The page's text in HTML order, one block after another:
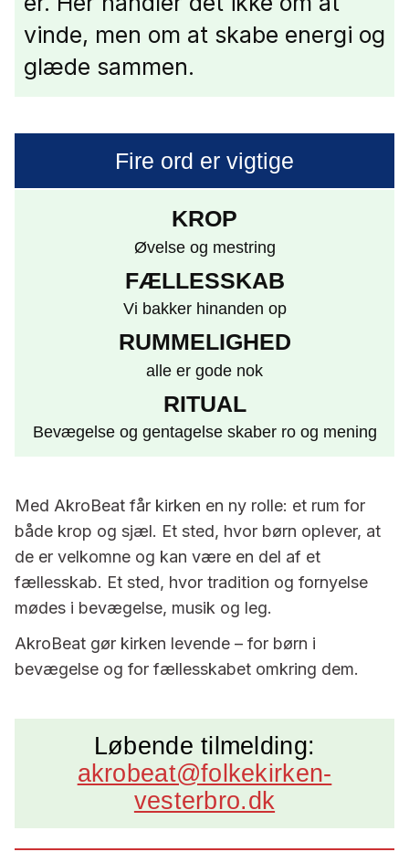
vinde, men om at skabe energi og
glæde sammen.
Fire ord er vigtige
KROP
Øvelse og mestring
FÆLLESSKAB
Vi bakker hinanden op
RUMMELIGHED
alle er gode nok
RITUAL
Bevægelse og gentagelse skaber ro og mening
Med AkroBeat får kirken en ny rolle: et rum for
både krop og sjæl. Et sted, hvor børn oplever, at
de er velkomne og kan være en del af et
fællesskab. Et sted, hvor tradition og fornyelse
mødes i bevægelse, musik og leg.
AkroBeat gør kirken levende – for børn i
bevægelse og for fællesskabet omkring dem.
Løbende tilmelding:
akrobeat@folkekirken-
vesterbro.dk